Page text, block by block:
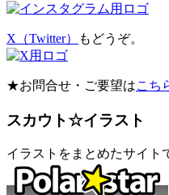
X（Twitter） もどうぞ。
★お問合せ・ご要望はこち
スカウト☆イラスト
イラストをまとめたサイト